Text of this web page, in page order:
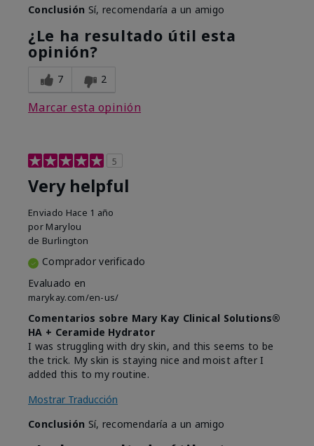
Conclusión Sí, recomendaría a un amigo
¿Le ha resultado útil esta
opinión?
7 2
Marcar esta opinión
5
Very helpful
Enviado Hace 1 año
por Marylou
de Burlington
Comprador verificado
Evaluado en
marykay.com/en-us/
Comentarios sobre Mary Kay Clinical Solutions®
HA + Ceramide Hydrator
I was struggling with dry skin, and this seems to be
the trick. My skin is staying nice and moist after I
added this to my routine.
Mostrar Traducción
Conclusión Sí, recomendaría a un amigo